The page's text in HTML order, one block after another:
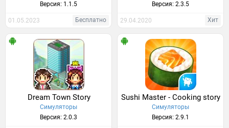
Версия: 1.1.5
01.05.2023 Бесплатно
Версия: 2.3.5
29.04.2020 Хит
Dream Town Story
Симуляторы
Версия: 2.0.3
Sushi Master - Cooking story
Симуляторы
Версия: 2.9.1